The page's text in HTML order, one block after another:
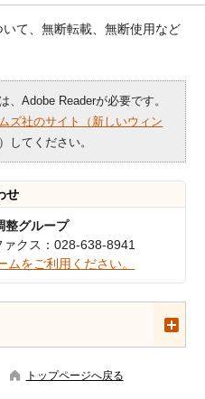
て、無断転載、無断使用など
、Adobe Readerが必要です。
ズ社のサイト（新しいウィン
してください。
せ
整グループ
クス：028-638-8941
ムをご利用ください。
トップページへ戻る